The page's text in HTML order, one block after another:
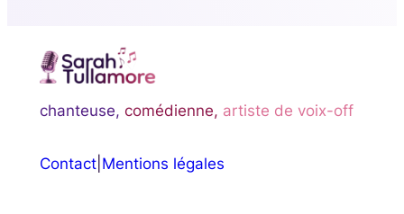
chanteuse, comédienne, artiste de voix-off
Contact| Mentions légales